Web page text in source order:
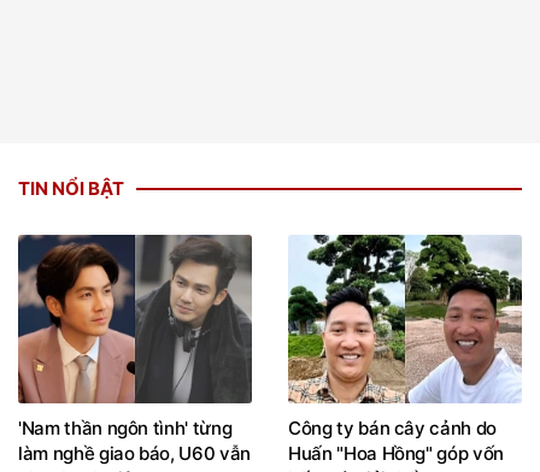
TIN NỔI BẬT
'Nam thần ngôn tình' từng
làm nghề giao báo, U60 vẫn
Công ty bán cây cảnh do
Huấn "Hoa Hồng" góp vốn